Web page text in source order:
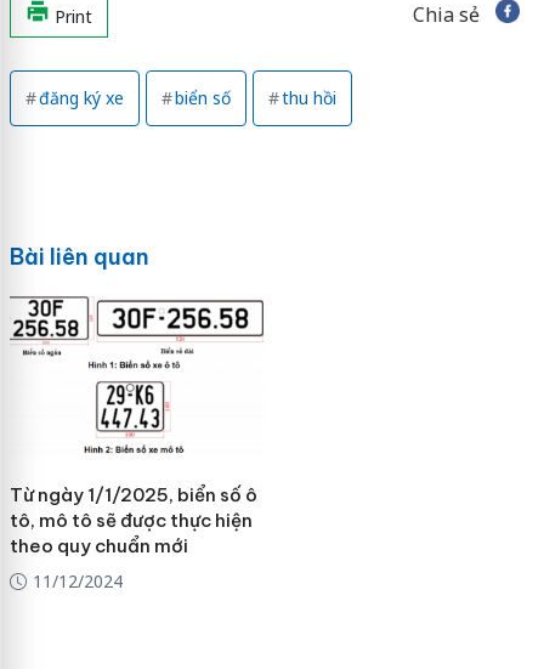
Print Chia sẻ
đăng ký xe biển số thu hồi
Bài liên quan
Từ ngày 1/1/2025, biển số ô
tô, mô tô sẽ được thực hiện
theo quy chuẩn mới
11/12/2024